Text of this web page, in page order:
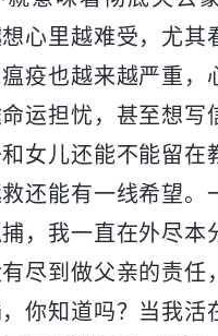
心里越难受，尤其
疫也越来越严重，
运担忧，甚至想写
女儿还能不能留在
还能有一线希望。
，我一直在外尽本
尽到做父亲的责任
你知道吗？当我活